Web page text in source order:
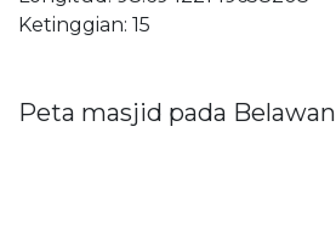
Ketinggian: 15
Peta masjid pada Belawan